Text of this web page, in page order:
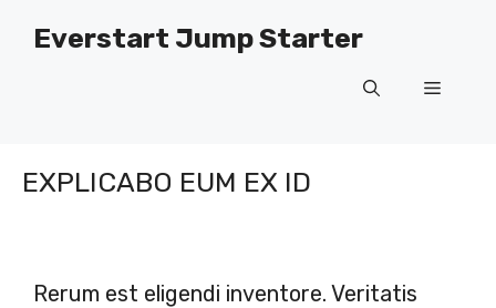
Everstart Jump Starter
Menu
EXPLICABO EUM EX ID
Rerum est eligendi inventore. Veritatis